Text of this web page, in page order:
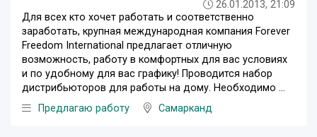
26.01.2013, 21:09
Для всех кто хочет работать и соответственно
заработать, крупная международная компания Forever
Freedom International предлагает отличную
возможность, работу в комфортных для вас условиях
и по удобному для вас графику! Проводится набор
дистрибьюторов для работы на дому. Необходимо ...
Предлагаю работу
Самарканд